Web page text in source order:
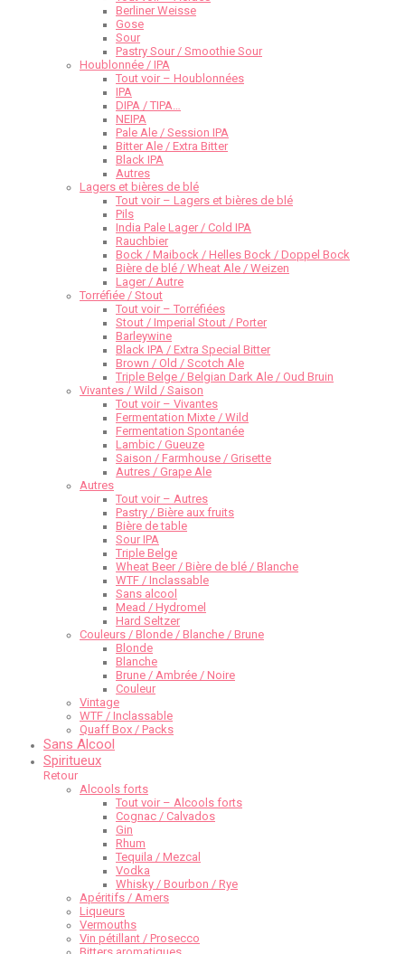
Berliner Weisse
Gose
Sour
Pastry Sour / Smoothie Sour
Houblonnée / IPA
Tout voir – Houblonnées
IPA
DIPA / TIPA…
NEIPA
Pale Ale / Session IPA
Bitter Ale / Extra Bitter
Black IPA
Autres
Lagers et bières de blé
Tout voir – Lagers et bières de blé
Pils
India Pale Lager / Cold IPA
Rauchbier
Bock / Maibock / Helles Bock / Doppel Bock
Bière de blé / Wheat Ale / Weizen
Lager / Autre
Torréfiée / Stout
Tout voir – Torréfiées
Stout / Imperial Stout / Porter
Barleywine
Black IPA / Extra Special Bitter
Brown / Old / Scotch Ale
Triple Belge / Belgian Dark Ale / Oud Bruin
Vivantes / Wild / Saison
Tout voir – Vivantes
Fermentation Mixte / Wild
Fermentation Spontanée
Lambic / Gueuze
Saison / Farmhouse / Grisette
Autres / Grape Ale
Autres
Tout voir – Autres
Pastry / Bière aux fruits
Bière de table
Sour IPA
Triple Belge
Wheat Beer / Bière de blé / Blanche
WTF / Inclassable
Sans alcool
Mead / Hydromel
Hard Seltzer
Couleurs / Blonde / Blanche / Brune
Blonde
Blanche
Brune / Ambrée / Noire
Couleur
Vintage
WTF / Inclassable
Quaff Box / Packs
Sans Alcool
Spiritueux
Retour
Alcools forts
Tout voir – Alcools forts
Cognac / Calvados
Gin
Rhum
Tequila / Mezcal
Vodka
Whisky / Bourbon / Rye
Apéritifs / Amers
Liqueurs
Vermouths
Vin pétillant / Prosecco